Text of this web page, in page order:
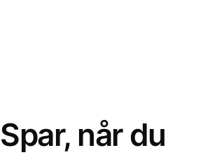
Spar, når du